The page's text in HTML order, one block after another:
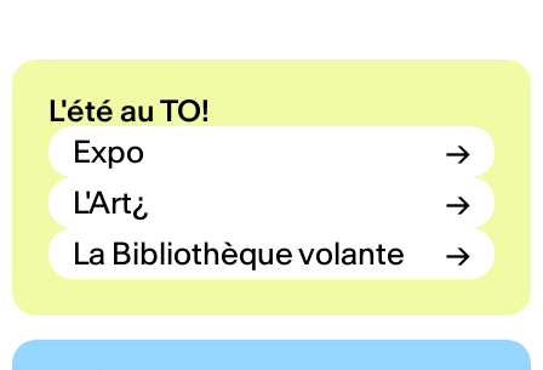
L'été au TO!
Expo
→
L'Art¿
→
La Bibliothèque volante
→